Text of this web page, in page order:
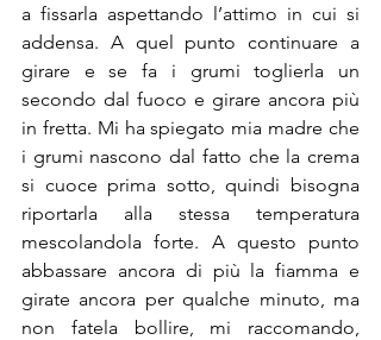
a fissarla aspettando l’attimo in cui si
addensa. A quel punto continuare a
girare e se fa i grumi toglierla un
secondo dal fuoco e girare ancora più
in fretta. Mi ha spiegato mia madre che
i grumi nascono dal fatto che la crema
si cuoce prima sotto, quindi bisogna
riportarla alla stessa temperatura
mescolandola forte. A questo punto
abbassare ancora di più la fiamma e
girate ancora per qualche minuto, ma
non fatela bollire, mi raccomando,